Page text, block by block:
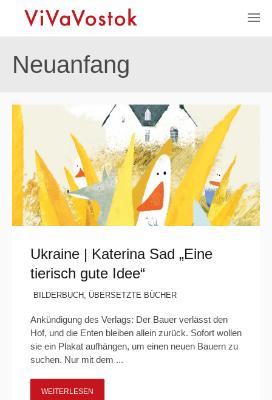
Neuanfang
Ukraine | Katerina Sad „Eine
tierisch gute Idee“
BILDERBUCH , ÜBERSETZTE BÜCHER
Ankündigung des Verlags: Der Bauer verlässt den
Hof, und die Enten bleiben allein zurück. Sofort wollen
sie ein Plakat aufhängen, um einen neuen Bauern zu
suchen. Nur mit dem ...
WEITERLESEN